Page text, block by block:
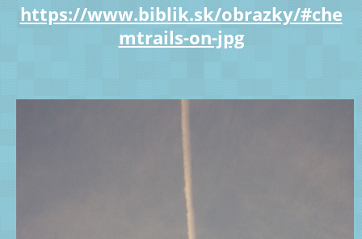
https://www.biblik.sk/obrazky/#che
mtrails-on-jpg